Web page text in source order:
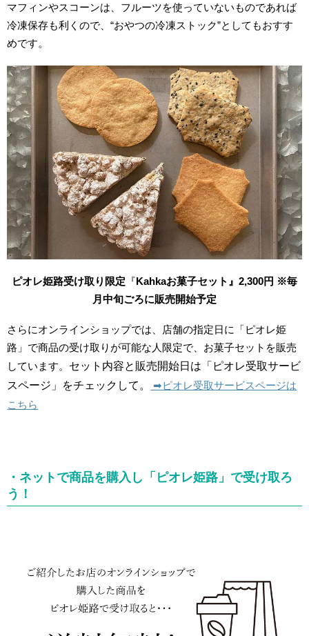
マフィンやスコーンは、フルーツを使っていないものであれば
冷凍保存も利くので、“おやつの冷凍ストック”としてもおすす
めです。
ピオレ姫路受け取り限定 『Kahkaお菓子セット』2,300円 ※毎
月中旬ごろに販売開始予定
さらにオンラインショップでは、店舗の指定日に「ピオレ姫
路」で商品の受け取りが可能な人限定で、お菓子セットを販売
しています。 セット内容と販売開始日は「ピオレ受取サービ
スページ」をチェックして。
➡︎ピオレ受取サービスページは
こちら
・ネットで商品を購入し「ピオレ姫路」で受け取ろ
う！